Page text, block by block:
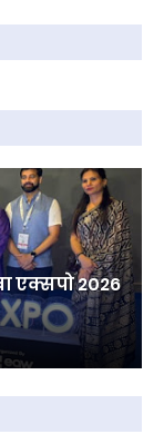
एक्सपो 2026